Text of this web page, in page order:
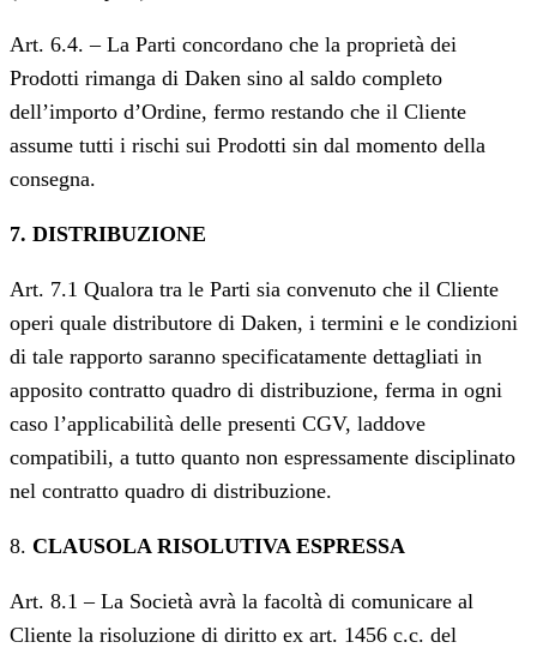
Art. 6.4. – La Parti concordano che la proprietà dei
Prodotti rimanga di Daken sino al saldo completo
dell’importo d’Ordine, fermo restando che il Cliente
assume tutti i rischi sui Prodotti sin dal momento della
consegna.
7. DISTRIBUZIONE
Art. 7.1 Qualora tra le Parti sia convenuto che il Cliente
operi quale distributore di Daken, i termini e le condizioni
di tale rapporto saranno specificatamente dettagliati in
apposito contratto quadro di distribuzione, ferma in ogni
caso l’applicabilità delle presenti CGV, laddove
compatibili, a tutto quanto non espressamente disciplinato
nel contratto quadro di distribuzione.
8. CLAUSOLA RISOLUTIVA ESPRESSA
Art. 8.1 – La Società avrà la facoltà di comunicare al
Cliente la risoluzione di diritto ex art. 1456 c.c. del